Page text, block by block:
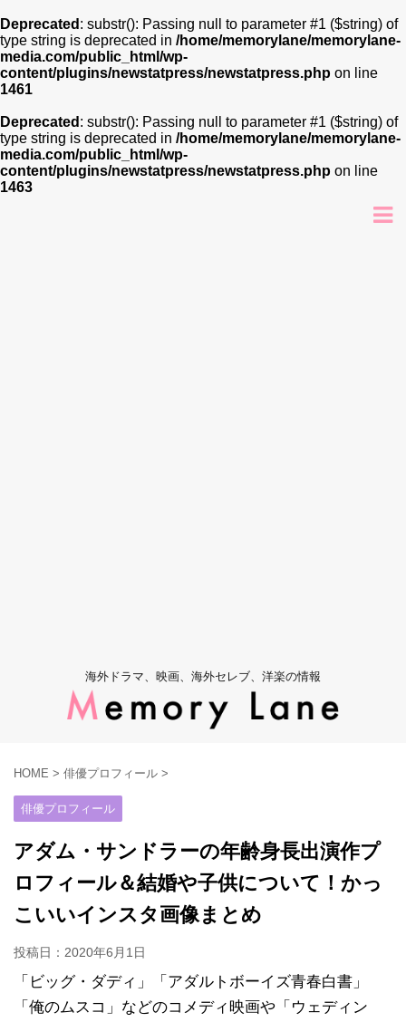
Deprecated : substr(): Passing null to parameter #1 ($string) of
type string is deprecated in /home/memorylane/memorylane-
media.com/public_html/wp-
content/plugins/newstatpress/newstatpress.php on line
1461
Deprecated : substr(): Passing null to parameter #1 ($string) of
type string is deprecated in /home/memorylane/memorylane-
media.com/public_html/wp-
content/plugins/newstatpress/newstatpress.php on line
1463
海外ドラマ、映画、海外セレブ、洋楽の情報
HOME > 俳優プロフィール >
俳優プロフィール
アダム・サンドラーの年齢身長出演作プ
ロフィール＆結婚や子供について！かっ
こいいインスタ画像まとめ
投稿日： 2020年6月1日
「ビッグ・ダディ」「アダルトボーイズ青春白書」
「俺のムスコ」などのコメディ映画や「ウェディン